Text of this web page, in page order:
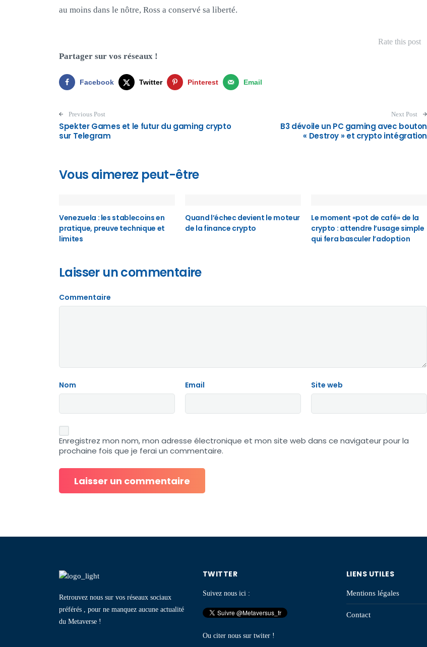
au moins dans le nôtre, Ross a conservé sa liberté.
Rate this post
Partager sur vos réseaux !
Facebook Twitter Pinterest Email
Post navigation
Previous Post
Spekter Games et le futur du gaming crypto
sur Telegram
Next Post
B3 dévoile un PC gaming avec bouton
« Destroy » et crypto intégration
Vous aimerez peut-être
Venezuela : les stablecoins en
pratique, preuve technique et
limites
Quand l’échec devient le moteur
de la finance crypto
Le moment «pot de café» de la
crypto : attendre l’usage simple
qui fera basculer l’adoption
Laisser un commentaire
Commentaire
Nom Email Site web
Enregistrez mon nom, mon adresse électronique et mon site web dans ce navigateur pour la
prochaine fois que je ferai un commentaire.
Retrouvez nous sur vos réseaux sociaux
préférés , pour ne manquez aucune actualité
du Metaverse !
TWITTER
Suivez nous ici :
Ou citer nous sur twiter !
LIENS UTILES
Mentions légales
Contact